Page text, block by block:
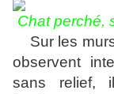
Chat perché,
Sur les
observent
sans relief,